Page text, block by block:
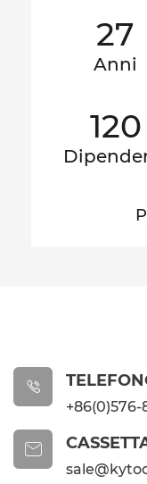
27
Anni
120

+86(0)576-
